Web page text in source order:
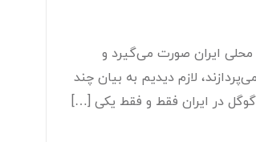
محلی ایران صورت می‌گیرد و
لازم دیدیم به بیان چند
در ایران فقط و فقط یکی […]